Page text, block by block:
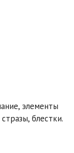
элементы
блестки.